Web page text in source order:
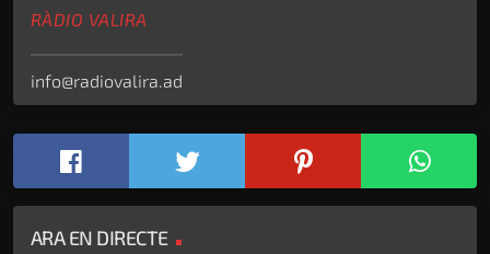
RÀDIO VALIRA
info@radiovalira.ad
ARA EN DIRECTE